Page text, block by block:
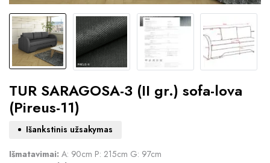
TUR SARAGOSA-3 (II gr.) sofa-lova
(Pireus-11)
Išankstinis užsakymas
Išmatavimai: A: 90cm P: 215cm G: 97cm